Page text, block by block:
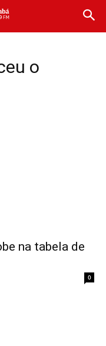
o
na tabela de
0